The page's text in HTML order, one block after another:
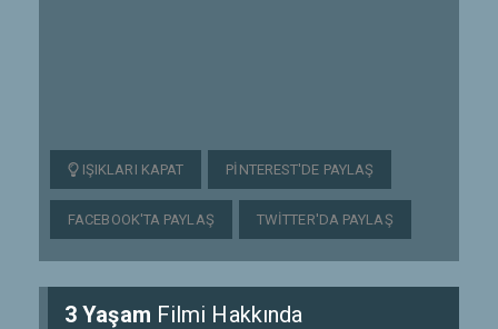
IŞIKLARI KAPAT PINTEREST'DE PAYLAŞ
FACEBOOK'TA PAYLAŞ TWITTER'DA PAYLAŞ
3 Yaşam Filmi Hakkında